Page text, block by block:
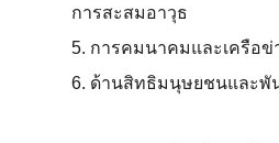
การสะสมอาวุธ
5. การคมนาคมและเครือข่
6. ด้านสิทธิมนุษยชนและพั